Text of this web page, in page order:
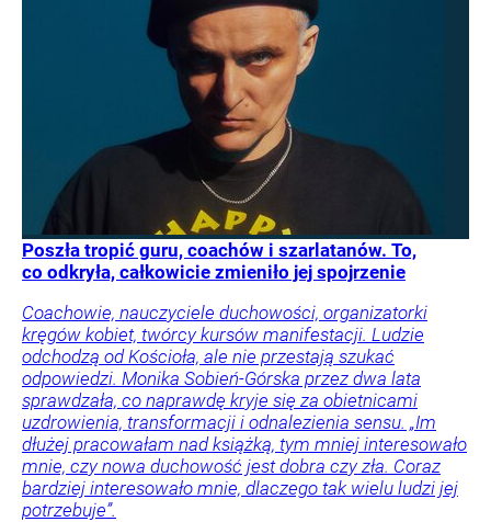
Poszła tropić guru, coachów i szarlatanów. To,
co odkryła, całkowicie zmieniło jej spojrzenie
Coachowie, nauczyciele duchowości, organizatorki
kręgów kobiet, twórcy kursów manifestacji. Ludzie
odchodzą od Kościoła, ale nie przestają szukać
odpowiedzi. Monika Sobień-Górska przez dwa lata
sprawdzała, co naprawdę kryje się za obietnicami
uzdrowienia, transformacji i odnalezienia sensu. „Im
dłużej pracowałam nad książką, tym mniej interesowało
mnie, czy nowa duchowość jest dobra czy zła. Coraz
bardziej interesowało mnie, dlaczego tak wielu ludzi jej
potrzebuje”.